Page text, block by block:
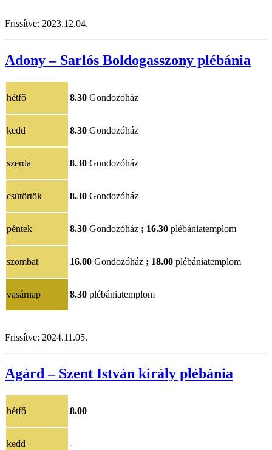
Frissítve: 2023.12.04.
Adony – Sarlós Boldogasszony plébánia
hétfő 8.30 Gondozóház
kedd 8.30 Gondozóház
szerda 8.30 Gondozóház
csütörtök 8.30 Gondozóház
péntek 8.30 Gondozóház ; 16.30 plébániatemplom
szombat 16.00 Gondozóház ; 18.00 plébániatemplom
vasárnap 8.30 plébániatemplom
Frissítve: 2024.11.05.
Agárd – Szent István király plébánia
hétfő 8.00
kedd -